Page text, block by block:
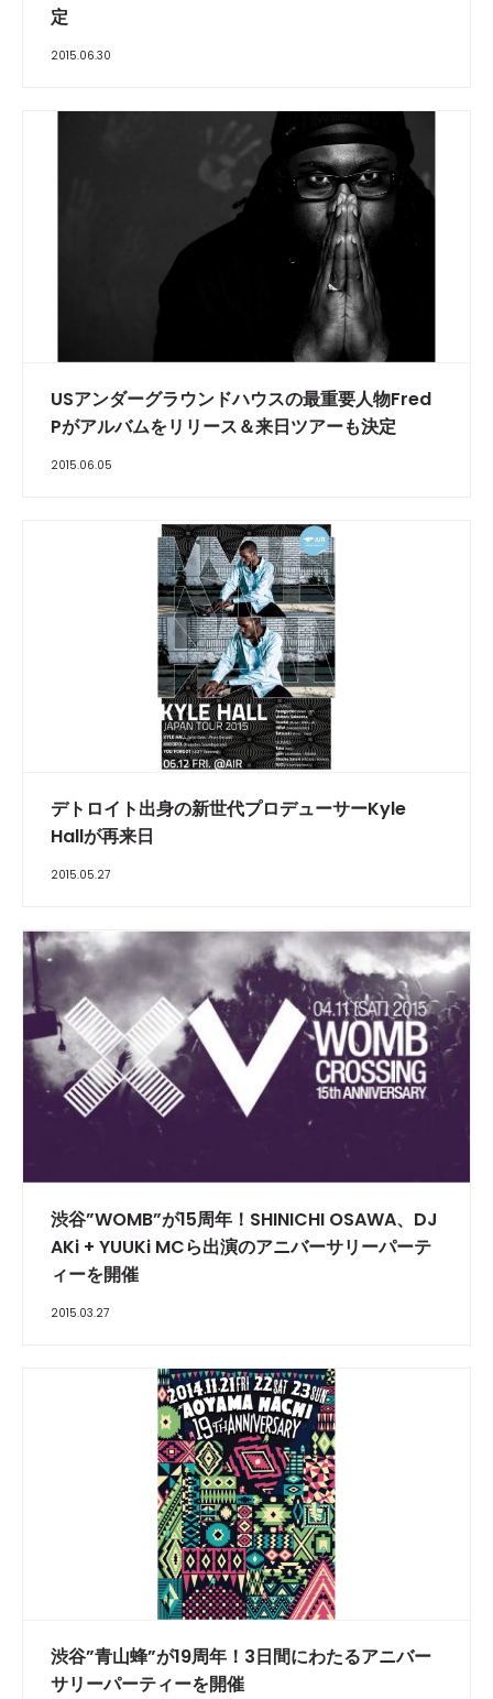
定
2015.06.30
USアンダーグラウンドハウスの最重要人物Fred
Pがアルバムをリリース＆来日ツアーも決定
2015.06.05
デトロイト出身の新世代プロデューサーKyle
Hallが再来日
2015.05.27
渋谷”WOMB”が15周年！SHINICHI OSAWA、DJ
AKi + YUUKi MCら出演のアニバーサリーパーテ
ィーを開催
2015.03.27
渋谷”青山蜂”が19周年！3日間にわたるアニバー
サリーパーティーを開催